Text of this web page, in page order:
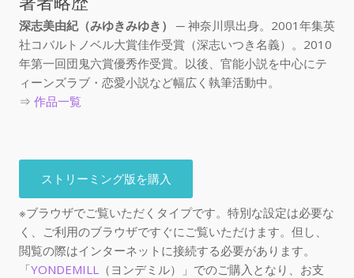
深志美由紀（みゆきみゆき）
─ 神奈川県出身。2001年集英
社コバルトノベル大賞佳作受賞（深志いつき名義）。2010
年第一回団鬼六賞優秀作受賞。以後、官能小説を中心にテ
ィーンズラブ・恋愛小説など幅広く執筆活動中。
⇒ 作品一覧
ストリーミング版を購入
※ブラウザでご覧いただくタイプです。特別な設定は必要な
く、ご利用のブラウザですぐにご覧いただけます。但し、
閲覧の際はインターネットに接続する必要があります。
「YONDEMILL
（ヨンデミル）」でのご購入となり、お支